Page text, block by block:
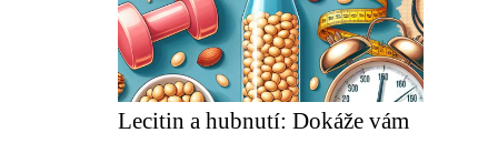
Lecitin a hubnutí: Dokáže vám